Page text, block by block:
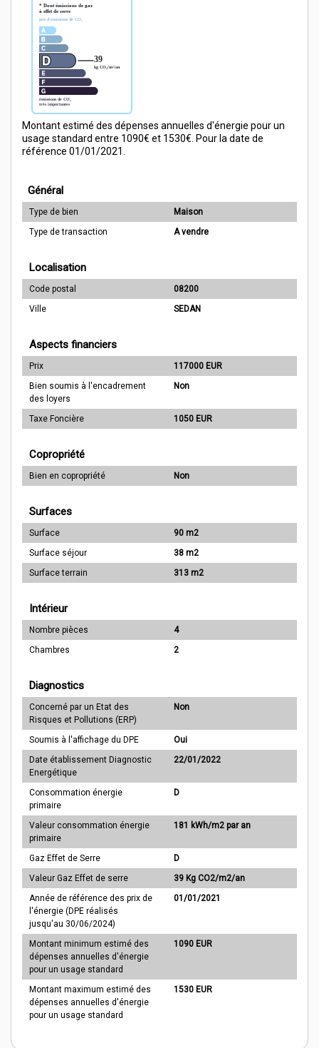
Montant estimé des dépenses annuelles d'énergie pour un
usage standard entre 1090€ et 1530€. Pour la date de
référence 01/01/2021.
Général
Type de bien
Maison
Type de transaction
A vendre
Localisation
Code postal
08200
Ville
SEDAN
Aspects financiers
Prix
117000 EUR
Bien soumis à l'encadrement
des loyers
Non
Taxe Foncière 1050 EUR
Copropriété
Bien en copropriété Non
Surfaces
Surface
90 m2
Surface séjour
38 m2
Surface terrain
313 m2
Intérieur
Nombre pièces
4
Chambres
2
Diagnostics
Concerné par un Etat des
Risques et Pollutions (ERP)
Non
Soumis à l'affichage du DPE
Oui
Date établissement Diagnostic
Energétique
22/01/2022
Consommation énergie
primaire
D
Valeur consommation énergie
primaire
181 kWh/m2 par an
Gaz Effet de Serre
D
Valeur Gaz Effet de serre
39 Kg CO2/m2/an
Année de référence des prix de
l'énergie (DPE réalisés
jusqu'au 30/06/2024)
01/01/2021
Montant minimum estimé des
dépenses annuelles d'énergie
pour un usage standard
1090 EUR
Montant maximum estimé des
dépenses annuelles d'énergie
pour un usage standard
1530 EUR